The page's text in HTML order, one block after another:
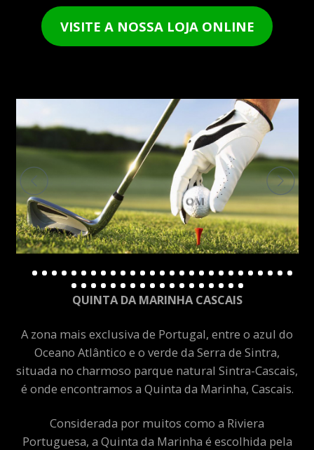
VISITE A NOSSA LOJA ONLINE
QUINTA DA MARINHA CASCAIS
A zona mais exclusiva de Portugal, entre o azul do
Oceano Atlântico e o verde da Serra de Sintra,
situada no charmoso parque natural Sintra-Cascais,
é onde encontramos a Quinta da Marinha, Cascais.
Considerada por muitos como a Riviera
Portuguesa, a Quinta da Marinha é escolhida pela